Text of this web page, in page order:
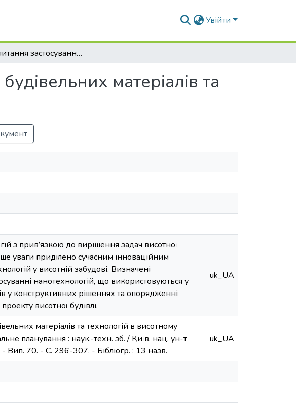
Увійти
До питання застосування інноваційних будівельних матеріалів та технологій в висотному будівництві
матеріалів та
з прив’язкою до вирішення задач висотної
уваги приділено сучасним інноваційним
у висотній забудові. Визначені
нанотехнологій, що використовуються у
у конструктивних рішеннях та опорядженні
висотної будівлі.
uk_UA
матеріалів та технологій в висотному
планування : наук.-техн. зб. / Київ. нац. ун-т
Вип. 70. - С. 296-307. - Бібліогр. : 13 назв.
uk_UA